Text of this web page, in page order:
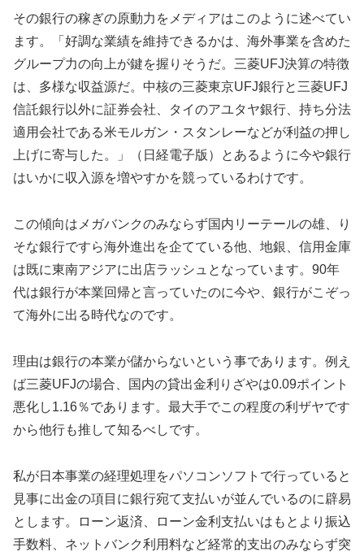
その銀行の稼ぎの原動力をメディアはこのように述べてい
ます。「好調な業績を維持できるかは、海外事業を含めた
グループ力の向上が鍵を握りそうだ。三菱UFJ決算の特徴
は、多様な収益源だ。中核の三菱東京UFJ銀行と三菱UFJ
信託銀行以外に証券会社、タイのアユタヤ銀行、持ち分法
適用会社である米モルガン・スタンレーなどが利益の押し
上げに寄与した。」（日経電子版）とあるように今や銀行
はいかに収入源を増やすかを競っているわけです。
この傾向はメガバンクのみならず国内リーテールの雄、り
そな銀行ですら海外進出を企てている他、地銀、信用金庫
は既に東南アジアに出店ラッシュとなっています。90年
代は銀行が本業回帰と言っていたのに今や、銀行がこぞっ
て海外に出る時代なのです。
理由は銀行の本業が儲からないという事であります。例え
ば三菱UFJの場合、国内の貸出金利りざやは0.09ポイント
悪化し1.16％であります。最大手でこの程度の利ザヤです
から他行も推して知るべしです。
私が日本事業の経理処理をパソコンソフトで行っていると
見事に出金の項目に銀行宛て支払いが並んでいるのに辟易
とします。ローン返済、ローン金利支払いはもとより振込
手数料、ネットバンク利用料など経常的支出のみならず突